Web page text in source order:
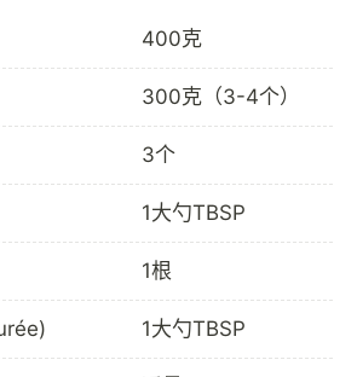
400克
300克（3-4个）
3个
1大勺TBSP
1根
1大勺TBSP